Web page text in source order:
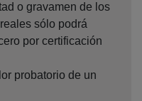
o gravamen de los
sólo podrá
por certificación
probatorio de un